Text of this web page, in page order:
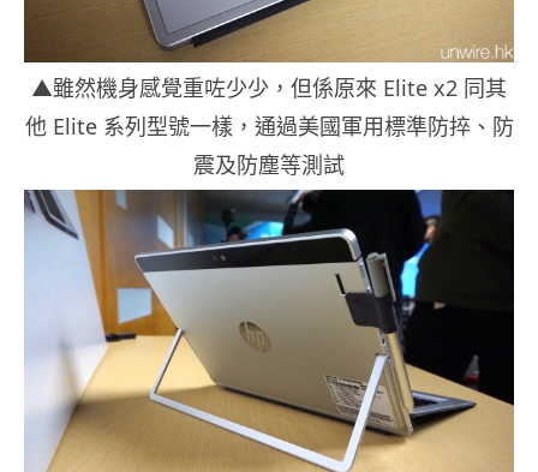
▲雖然機身感覺重咗少少，但係原來 Elite x2 同其
他 Elite 系列型號一樣，通過美國軍用標準防捽、防
震及防塵等測試